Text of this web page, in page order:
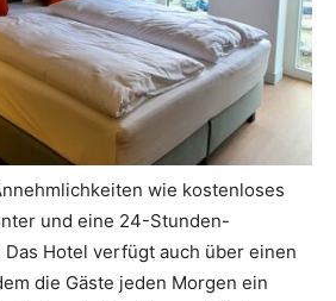
wie kostenloses
und eine 24-Stunden-
Hotel verfügt auch über einen
die Gäste jeden Morgen ein